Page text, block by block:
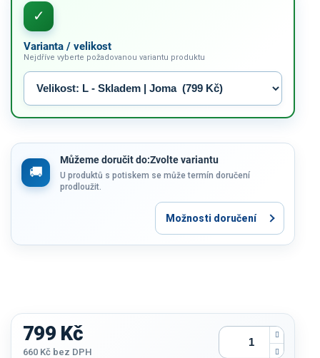
Varianta / velikost
Nejdříve vyberte požadovanou variantu produktu
Můžeme doručit do:Zvolte variantu
U produktů s potiskem se může termín doručení
prodloužit.
Možnosti doručení
799 Kč
660 Kč bez DPH